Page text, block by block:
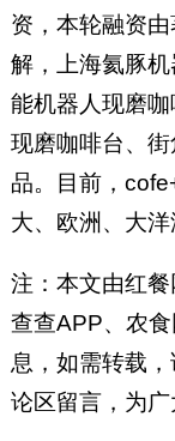
资，本轮融资
解，上海氦豚
能机器人现磨
现磨咖啡台、
品。目前，
大、欧洲、大洋
注：本文由红
查查APP、农
息，如需转载
论区留言，为广